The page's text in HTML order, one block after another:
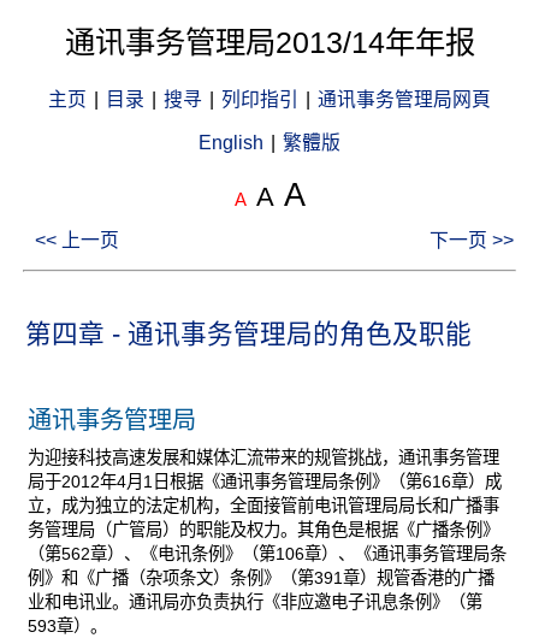
通讯事务管理局2013/14年年报
主页 目录 搜寻 列印指引 通讯事务管理局网頁
English 繁體版
A A A
<< 上一页 下一页 >>
第四章 - 通讯事务管理局的角色及职能
通讯事务管理局
为迎接科技高速发展和媒体汇流带来的规管挑战，通讯事务管理
局于2012年4月1日根据《通讯事务管理局条例》（第616章）成
立，成为独立的法定机构，全面接管前电讯管理局局长和广播事
务管理局（广管局）的职能及权力。其角色是根据《广播条例》
（第562章）、《电讯条例》（第106章）、《通讯事务管理局条
例》和《广播（杂项条文）条例》（第391章）规管香港的广播
业和电讯业。通讯局亦负责执行《非应邀电子讯息条例》（第
593章）。